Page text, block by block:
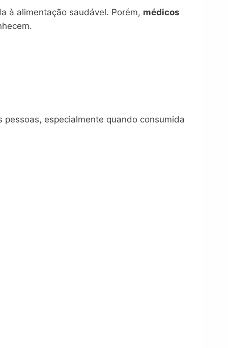
à alimentação saudável. Porém, médicos
especialmente quando consumida